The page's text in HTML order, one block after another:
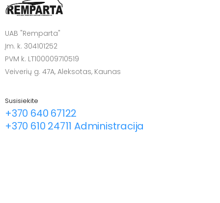
UAB "Remparta"
Įm. k. 304101252
PVM k. LT100009710519
Veiverių g. 47A, Aleksotas, Kaunas
Susisiekite
+370 640 67122
+370 610 24711 Administracija